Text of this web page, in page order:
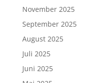
November 2025
September 2025
August 2025
Juli 2025
Juni 2025